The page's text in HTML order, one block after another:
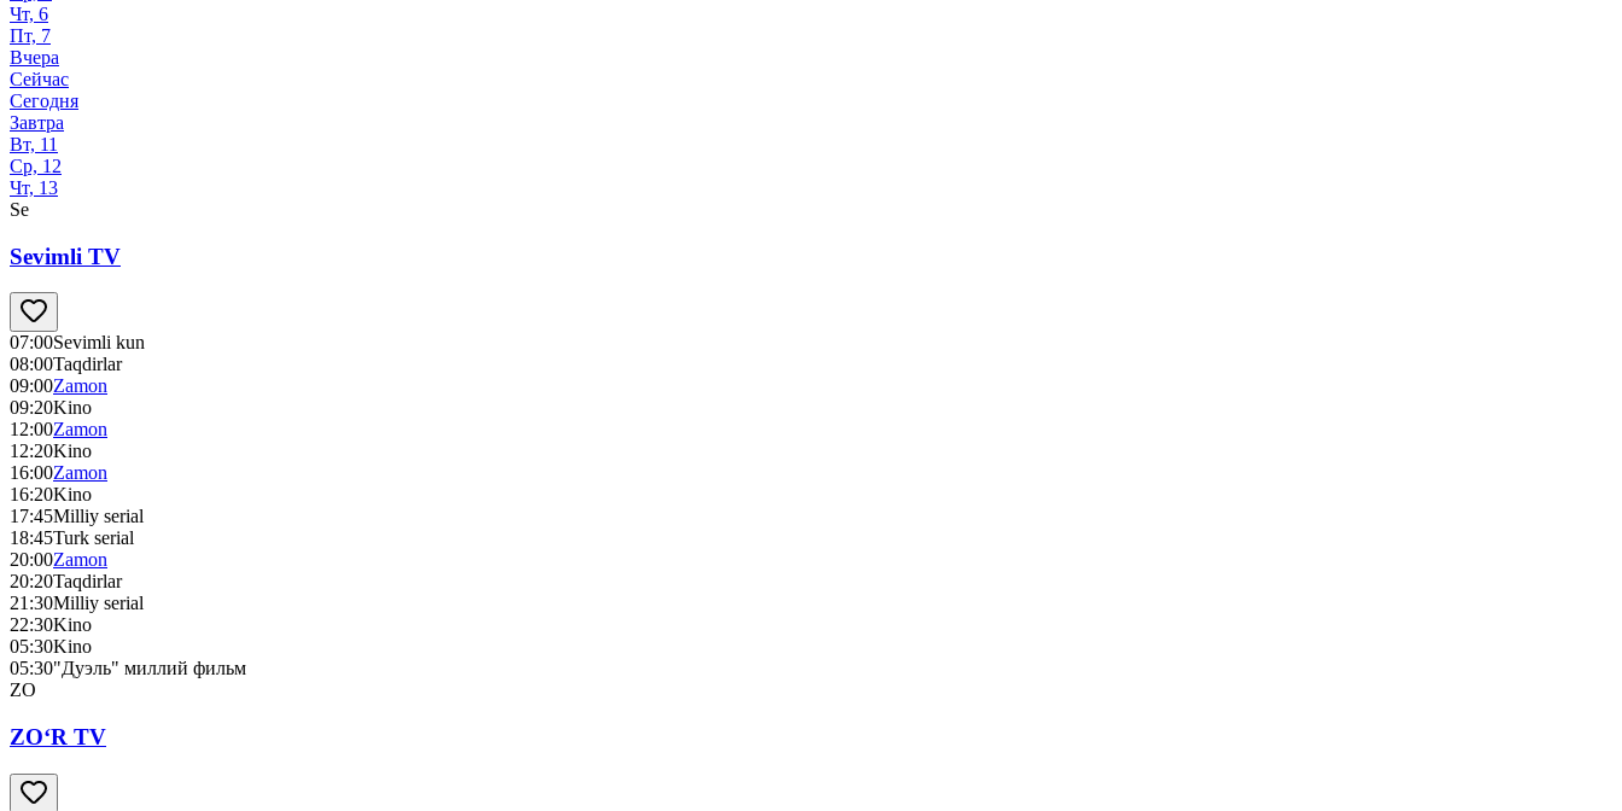
Чт, 6
Пт, 7
Вчера
Сейчас
Сегодня
Завтра
Вт, 11
Ср, 12
Чт, 13
Se
Sevimli TV
07:00Sevimli kun
08:00Taqdirlar
09:00Zamon
09:20Kino
12:00Zamon
12:20Kino
16:00Zamon
16:20Kino
17:45Milliy serial
18:45Turk serial
20:00Zamon
20:20Taqdirlar
21:30Milliy serial
22:30Kino
05:30Kino
05:30"Дуэль" миллий фильм
ZO
ZO‘R TV